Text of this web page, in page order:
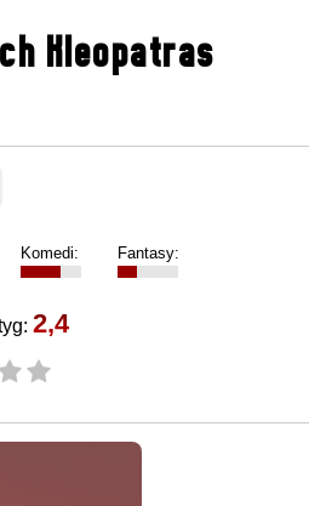
Kleopatras
Komedi: Fantasy:
2,4